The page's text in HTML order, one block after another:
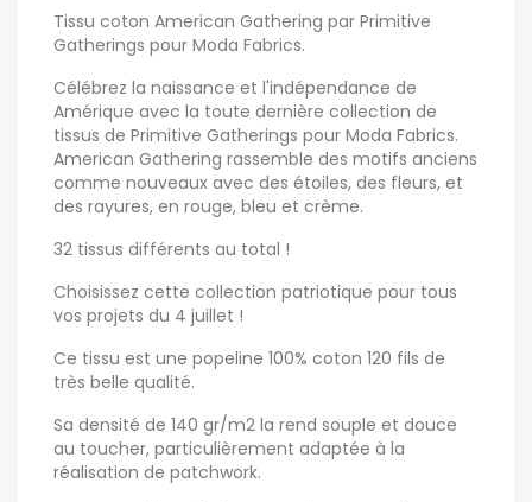
Tissu coton American Gathering par Primitive
Gatherings pour Moda Fabrics.
Célébrez la naissance et l'indépendance de
Amérique avec la toute dernière collection de
tissus de Primitive Gatherings pour Moda Fabrics.
American Gathering rassemble des motifs anciens
comme nouveaux avec des étoiles, des fleurs, et
des rayures, en rouge, bleu et crème.
32 tissus différents au total !
Choisissez cette collection patriotique pour tous
vos projets du 4 juillet !
Ce tissu est une popeline 100% coton 120 fils de
très belle qualité.
Sa densité de 140 gr/m2 la rend souple et douce
au toucher, particulièrement adaptée à la
réalisation de patchwork.